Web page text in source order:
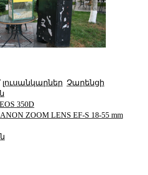
լուսանկարներ Չարենցի
350D
ZOOM LENS EF-S 18-55 mm